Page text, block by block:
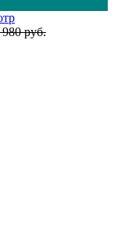
980 руб.